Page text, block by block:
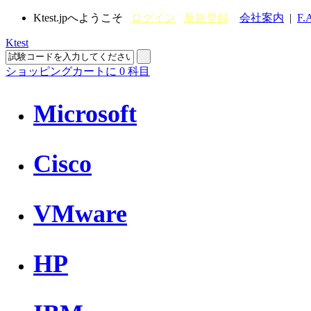
Ktest.jpへようこそ ログイン 新規登録 会社案内 |
Ktest
ショッピングカートに 0 科目
Microsoft
Cisco
VMware
HP